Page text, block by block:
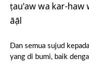
ṭau'aw wa kar-haw
āṣāl
Dan semua sujud
yang di bumi, baik